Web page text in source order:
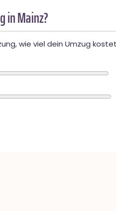
in Mainz?
wie viel dein Umzug